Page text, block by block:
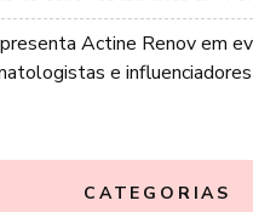
Actine Renov em
e influenciadores
CATEGORIAS